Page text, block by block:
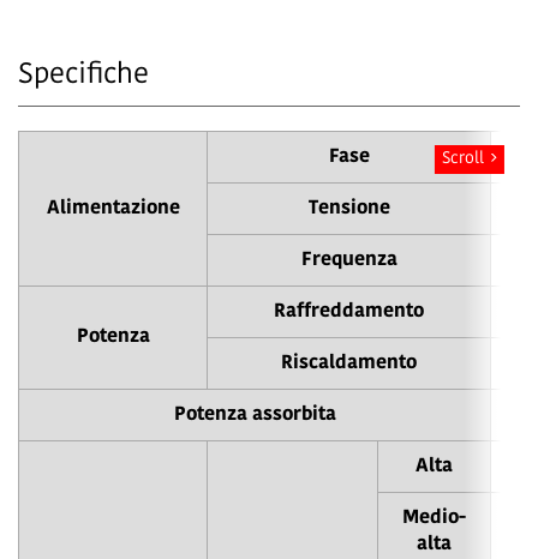
Specifiche
Alimentazione
Fase
Tensione
Frequenza
Potenza
Raffreddamento
Riscaldamento
Potenza assorbita
Alta
Medio-
alta
Scroll